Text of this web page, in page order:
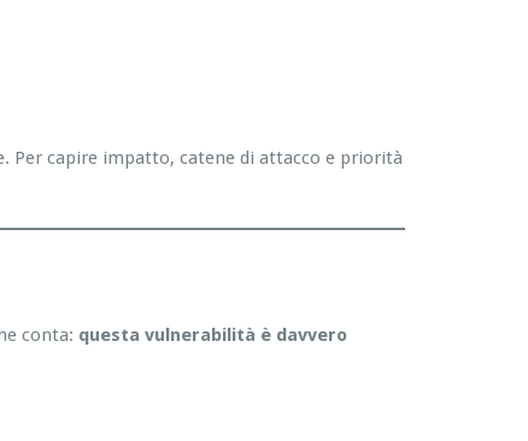
Per capire impatto, catene di attacco e priorità
conta: questa vulnerabilità è davvero